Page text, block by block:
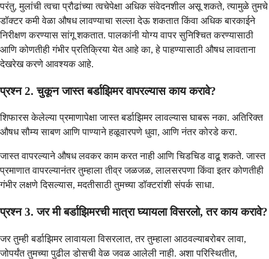
परंतु, मुलांची त्वचा प्रौढांच्या त्वचेपेक्षा अधिक संवेदनशील असू शकते, त्यामुळे तुमचे
डॉक्टर कमी वेळा औषध लावण्याचा सल्ला देऊ शकतात किंवा अधिक बारकाईने
निरीक्षण करण्यास सांगू शकतात. पालकांनी योग्य वापर सुनिश्चित करण्यासाठी
आणि कोणतीही गंभीर प्रतिक्रिया येत आहे का, हे पाहण्यासाठी औषध लावताना
देखरेख करणे आवश्यक आहे.
प्रश्न 2. चुकून जास्त बर्डाझिमर वापरल्यास काय करावे?
शिफारस केलेल्या प्रमाणापेक्षा जास्त बर्डाझिमर लावल्यास घाबरू नका. अतिरिक्त
औषध सौम्य साबण आणि पाण्याने हळूवारपणे धुवा, आणि नंतर कोरडे करा.
जास्त वापरल्याने औषध लवकर काम करत नाही आणि चिडचिड वाढू शकते. जास्त
प्रमाणात वापरल्यानंतर तुम्हाला तीव्र जळजळ, लालसरपणा किंवा इतर कोणतीही
गंभीर लक्षणे दिसल्यास, मदतीसाठी तुमच्या डॉक्टरांशी संपर्क साधा.
प्रश्न 3. जर मी बर्डाझिमरची मात्रा घ्यायला विसरलो, तर काय करावे?
जर तुम्ही बर्डाझिमर लावायला विसरलात, तर तुम्हाला आठवल्याबरोबर लावा,
जोपर्यंत तुमच्या पुढील डोसची वेळ जवळ आलेली नाही. अशा परिस्थितीत,